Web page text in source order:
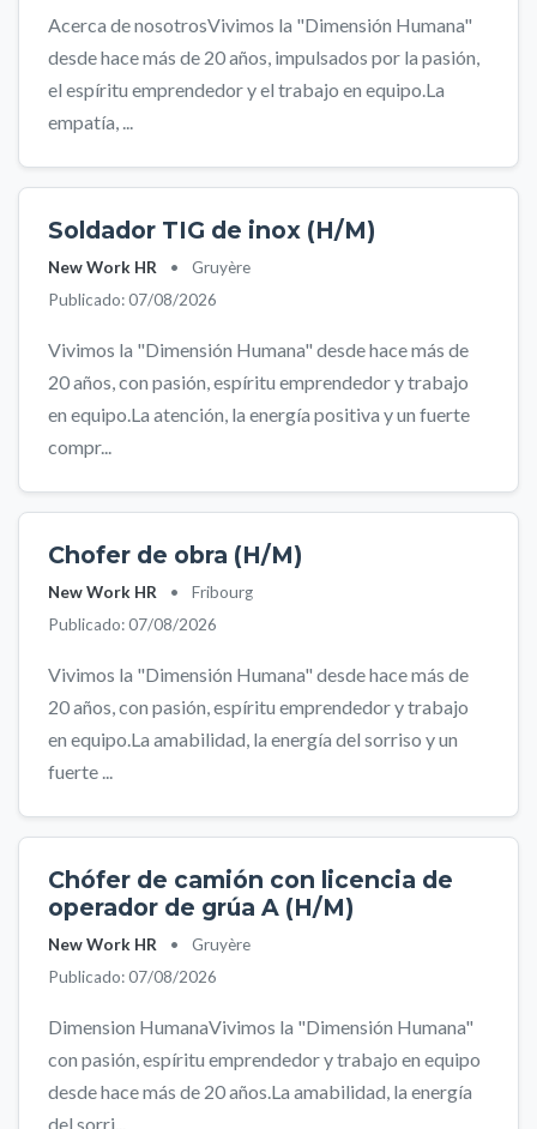
Acerca de nosotrosVivimos la "Dimensión Humana"
desde hace más de 20 años, impulsados por la pasión,
el espíritu emprendedor y el trabajo en equipo.La
empatía, ...
Soldador TIG de inox (H/M)
New Work HR •
Gruyère
Publicado: 07/08/2026
Vivimos la "Dimensión Humana" desde hace más de
20 años, con pasión, espíritu emprendedor y trabajo
en equipo.La atención, la energía positiva y un fuerte
compr...
Chofer de obra (H/M)
New Work HR •
Fribourg
Publicado: 07/08/2026
Vivimos la "Dimensión Humana" desde hace más de
20 años, con pasión, espíritu emprendedor y trabajo
en equipo.La amabilidad, la energía del sorriso y un
fuerte ...
Chófer de camión con licencia de
operador de grúa A (H/M)
New Work HR •
Gruyère
Publicado: 07/08/2026
Dimension HumanaVivimos la "Dimensión Humana"
con pasión, espíritu emprendedor y trabajo en equipo
desde hace más de 20 años.La amabilidad, la energía
del sorri...